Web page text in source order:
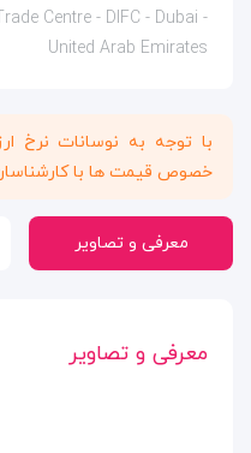
Centre - DIFC - Dubai -
United Arab Emirates
با توجه به نوسانات نرخ
خصوص قیمت ها با
معرفی و تصاویر
معرفی و تصاویر